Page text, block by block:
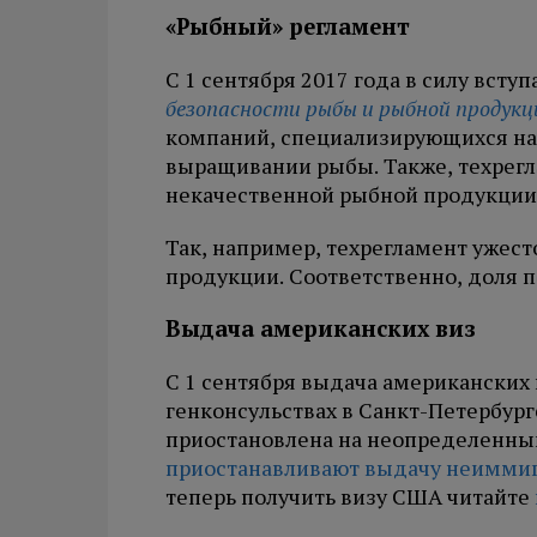
«Рыбный» регламент
С 1 сентября 2017 года в силу
безопасности рыбы и рыбной
компаний, специализирующихся
выращивании рыбы. Также,
некачественной рыбной
Так, например, техрегламент
продукции. Соответственно, доля
Выдача американских виз
С 1 сентября выдача
генконсульствах в Санкт-
приостановлена на
приостанавливают выдачу
теперь получить визу США читайте